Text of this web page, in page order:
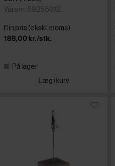
Varenr: 59255012
Din pris (ekskl. moms)
188,00 kr./stk.
På lager
Læg i kurv